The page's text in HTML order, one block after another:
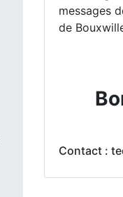
messages
de
Contact :